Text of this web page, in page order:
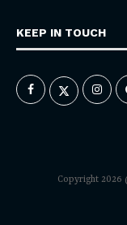
KEEP IN TOUCH
Copyright 2026